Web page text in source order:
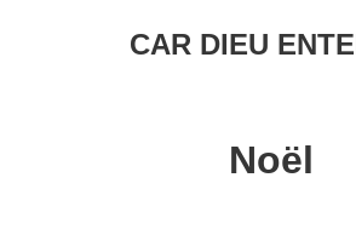
CAR DIEU
Noël